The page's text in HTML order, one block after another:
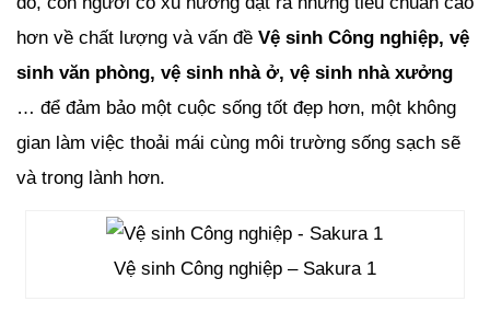
hơn về chất lượng và vấn đề Vệ sinh Công nghiệp, vệ
sinh văn phòng, vệ sinh nhà ở, vệ sinh nhà xưởng
… để đảm bảo một cuộc sống tốt đẹp hơn, một không
gian làm việc thoải mái cùng môi trường sống sạch sẽ
và trong lành hơn.
Vệ sinh Công nghiệp – Sakura 1